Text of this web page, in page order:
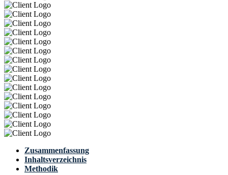
Zusammenfassung
Inhaltsverzeichnis
Methodik